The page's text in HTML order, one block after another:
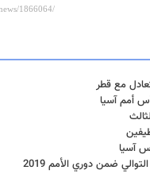
مع قطر
أمم آسيا
آسيا
ضمن دوري الأمم 2019